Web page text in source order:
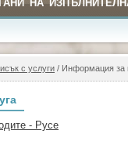
НА
с услуги / Информация за
- Русе